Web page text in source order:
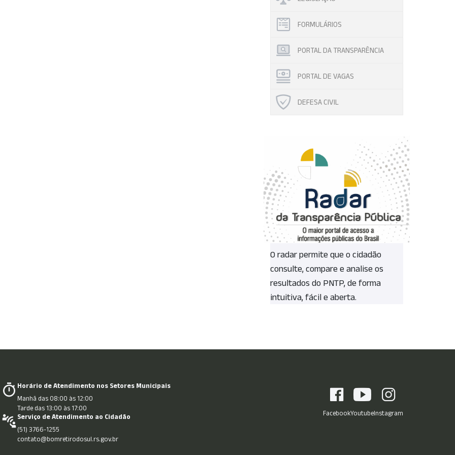
FORMULÁRIOS
PORTAL DA TRANSPARÊNCIA
PORTAL DE VAGAS
DEFESA CIVIL
O radar permite que o cidadão
consulte, compare e analise os
resultados do PNTP, de forma
intuitiva, fácil e aberta.
Horário de Atendimento nos Setores Municipais
Manhã das 08:00 às 12:00
Tarde das 13:00 às 17:00
Serviço de Atendimento ao Cidadão
(51) 3766-1255
contato@bomretirodosul.rs.gov.br
FacebookYoutubeInstagram